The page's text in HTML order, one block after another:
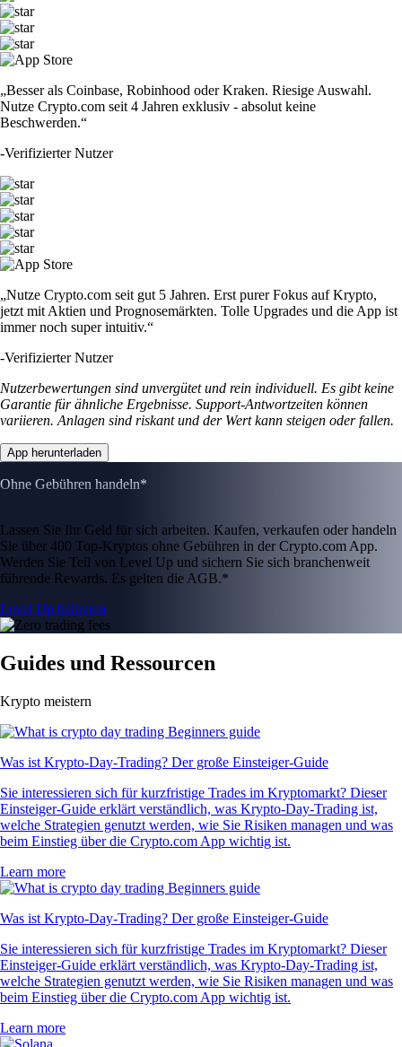
„Besser als Coinbase, Robinhood oder Kraken. Riesige Auswahl.
Nutze Crypto.com seit 4 Jahren exklusiv - absolut keine
Beschwerden.“
-Verifizierter Nutzer
„Nutze Crypto.com seit gut 5 Jahren. Erst purer Fokus auf Krypto,
jetzt mit Aktien und Prognosemärkten. Tolle Upgrades und die App ist
immer noch super intuitiv.“
-Verifizierter Nutzer
Nutzerbewertungen sind unvergütet und rein individuell. Es gibt keine
Garantie für ähnliche Ergebnisse. Support-Antwortzeiten können
variieren. Anlagen sind riskant und der Wert kann steigen oder fallen.
App herunterladen
Ohne Gebühren handeln*
Lassen Sie Ihr Geld für sich arbeiten. Kaufen, verkaufen oder handeln
Sie über 400 Top-Kryptos ohne Gebühren in der Crypto.com App.
Werden Sie Teil von Level Up und sichern Sie sich branchenweit
führende Rewards. Es gelten die AGB.*
Level Up beitreten
Guides und Ressourcen
Krypto meistern
Was ist Krypto-Day-Trading? Der große Einsteiger-Guide
Sie interessieren sich für kurzfristige Trades im Kryptomarkt? Dieser
Einsteiger-Guide erklärt verständlich, was Krypto-Day-Trading ist,
welche Strategien genutzt werden, wie Sie Risiken managen und was
beim Einstieg über die Crypto.com App wichtig ist.
Learn more
Was ist Krypto-Day-Trading? Der große Einsteiger-Guide
Sie interessieren sich für kurzfristige Trades im Kryptomarkt? Dieser
Einsteiger-Guide erklärt verständlich, was Krypto-Day-Trading ist,
welche Strategien genutzt werden, wie Sie Risiken managen und was
beim Einstieg über die Crypto.com App wichtig ist.
Learn more